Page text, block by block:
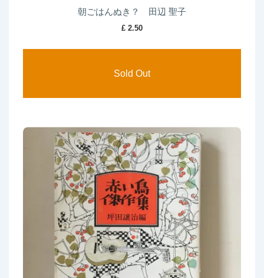
朝ごはんぬき？ 田辺 聖子
£ 2.50